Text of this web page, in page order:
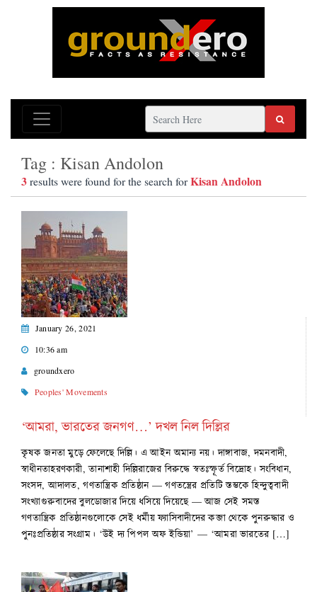
Tag : Kisan Andolon
3results were found for the search forKisan Andolon
January 26, 2021
10:36 am
groundxero
Peoples' Movements
‘আমরা, ভারতের জনগণ…’ দখল নিল দিল্লির
কৃষক জনতা মুড়ে ফেলেছে দিল্লি। এ আইন অমান্য নয়। দাঙ্গাবাজ, দমনবাদী,
স্বাধীনতাহরণকারী, তানাশাহী দিল্লিরাজের বিরুদ্ধে স্বতঃস্ফূর্ত বিদ্রোহ। সংবিধান,
সংসদ, আদালত, গণতান্ত্রিক প্রতিষ্ঠান — গণতন্ত্রের প্রতিটি স্তম্ভকে হিন্দুত্ববাদী
সংখ্যাগুরুবাদের বুলডোজার দিয়ে ধসিয়ে দিয়েছে — আজ সেই সমস্ত
গণতান্ত্রিক প্রতিষ্ঠানগুলোকে সেই ধর্মীয় ফ্যাসিবাদীদের কব্জা থেকে পুনরুদ্ধার ও
পুনঃপ্রতিষ্ঠার সংগ্রাম। ‘উই দ্য পিপল অফ ইন্ডিয়া’ — ‘আমরা ভারতের […]